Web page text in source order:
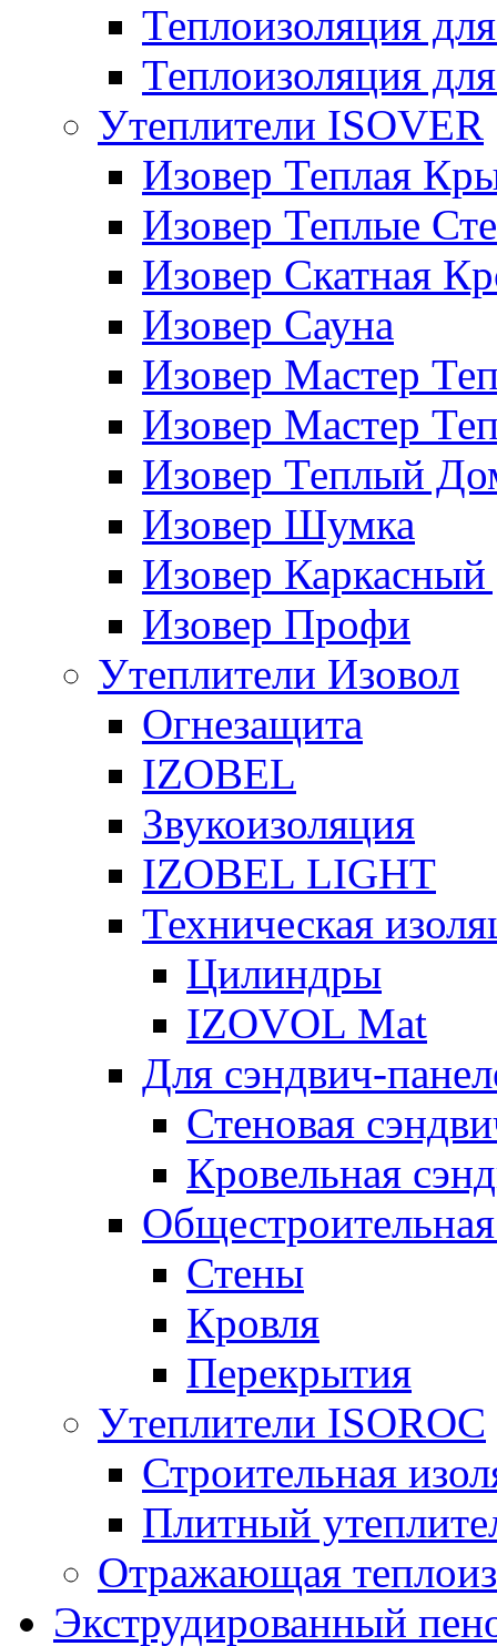
Теплоизоляция
Теплоизоляция
Утеплители ISOVER
Изовер Теплая
Изовер Теплые
Изовер Скатная
Изовер Сауна
Изовер Мастер
Изовер Мастер
Изовер Теплый
Изовер Шумка
Изовер
Изовер Профи
Утеплители Изовол
Огнезащита
IZOBEL
Звукоизоляция
IZOBEL LIGHT
Техническая
Цилиндры
IZOVOL Mat
Для сэндвич-
Стеновая
Кровельная
Стены
Кровля
Перекрытия
Утеплители ISOROC
Строительная
Плитный
Отражающая
Экструдированный